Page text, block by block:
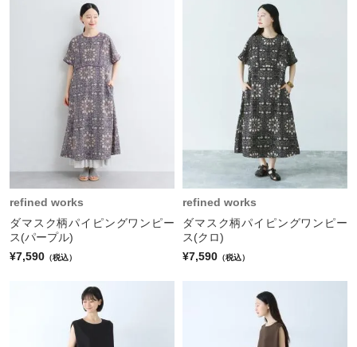
refined works
ダマスク柄パイピングワンピー
ス(パープル)
¥7,590 （税込）
refined works
ダマスク柄パイピングワンピー
ス(クロ)
¥7,590 （税込）